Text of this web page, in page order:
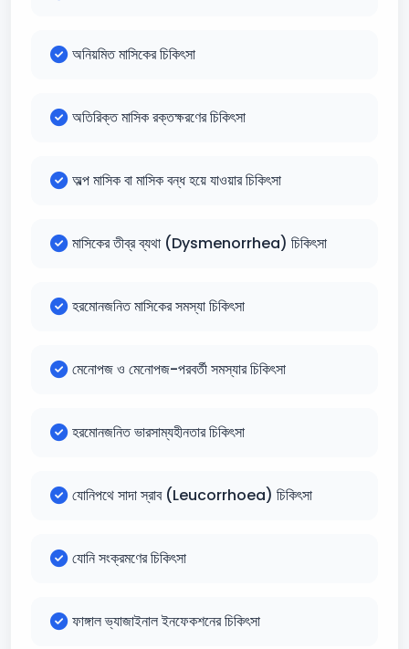
অনিয়মিত মাসিকের চিকিৎসা
অতিরিক্ত মাসিক রক্তক্ষরণের চিকিৎসা
অল্প মাসিক বা মাসিক বন্ধ হয়ে যাওয়ার চিকিৎসা
মাসিকের তীব্র ব্যথা (Dysmenorrhea) চিকিৎসা
হরমোনজনিত মাসিকের সমস্যা চিকিৎসা
মেনোপজ ও মেনোপজ-পরবর্তী সমস্যার চিকিৎসা
হরমোনজনিত ভারসাম্যহীনতার চিকিৎসা
যোনিপথে সাদা স্রাব (Leucorrhoea) চিকিৎসা
যোনি সংক্রমণের চিকিৎসা
ফাঙ্গাল ভ্যাজাইনাল ইনফেকশনের চিকিৎসা